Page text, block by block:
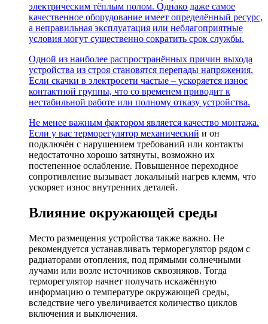
электрическим тёплым полом. Однако даже самое
качественное оборудование имеет определённый ресурс,
а неправильная эксплуатация или неблагоприятные
условия могут существенно сократить срок службы.
Одной из наиболее распространённых причин выхода
устройства из строя становятся перепады напряжения.
Если скачки в электросети частые – ускоряется износ
контактной группы, что со временем приводит к
нестабильной работе или полному отказу устройства.
Не менее важным фактором является качество монтажа.
Если у вас терморегулятор механический и он
подключён с нарушением требований или контакты
недостаточно хорошо затянуты, возможно их
постепенное ослабление. Повышенное переходное
сопротивление вызывает локальный нагрев клемм, что
ускоряет износ внутренних деталей.
Влияние окружающей среды
Место размещения устройства также важно. Не
рекомендуется устанавливать терморегулятор рядом с
радиаторами отопления, под прямыми солнечными
лучами или возле источников сквозняков. Тогда
терморегулятор начнет получать искажённую
информацию о температуре окружающей среды,
вследствие чего увеличивается количество циклов
включения и выключения.